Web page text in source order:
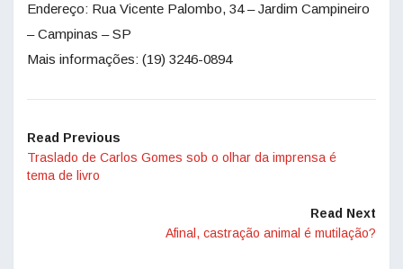
Endereço: Rua Vicente Palombo, 34 – Jardim Campineiro
– Campinas – SP
Mais informações: (19) 3246-0894
Read Previous
Traslado de Carlos Gomes sob o olhar da imprensa é
tema de livro
Read Next
Afinal, castração animal é mutilação?